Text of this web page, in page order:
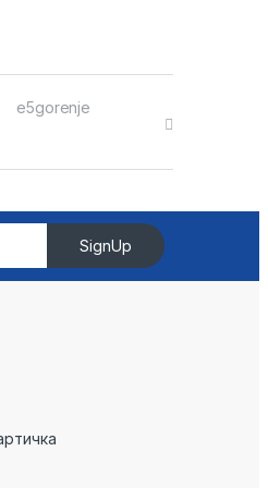
SignUp